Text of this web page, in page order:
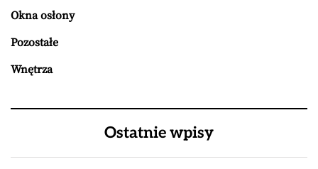
Okna osłony
Pozostałe
Wnętrza
Ostatnie wpisy